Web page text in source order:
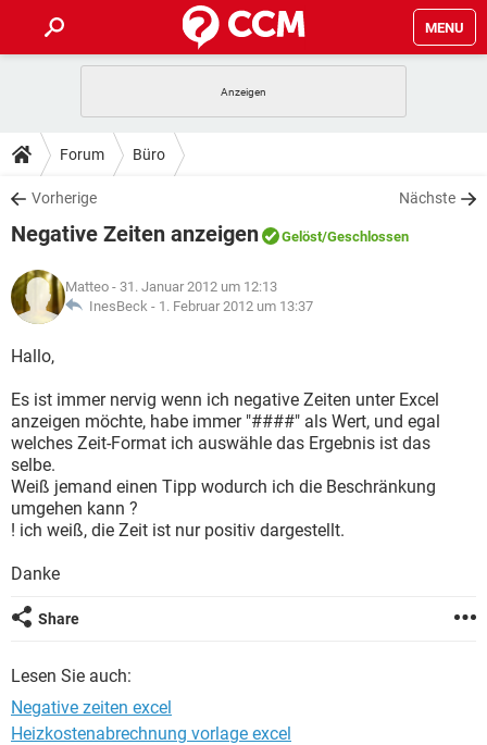
MENU
ANDROID
WINDOWS 10
WHATSAPP TIKTOK
FACEBOOK
TIPPS & TRICKS
SPIELE
WHATSAPP TIKTOK
FACEBOOK
DOWNLOADS
SPIELE STREAMING
ANDROID
WINDOWS 10 INSTAGRAM
WHATSAPP
FORUM
SPIELE STREAMING
ANDROID
WINDOWS 10
WHATSAPP TIKTOK
FACEBOOK HARDWARE
LEXIKON
SPIELE
WINDOWS 10 INSTAGRAM
WHATSAPP
FACEBOOK HARDWARE
Forum Büro
Vorherige Nächste
Negative Zeiten anzeigen Gelöst/Geschlossen
Matteo - 31. Januar 2012 um 12:13
InesBeck - 1. Februar 2012 um 13:37
Hallo,
Es ist immer nervig wenn ich negative Zeiten unter Excel
anzeigen möchte, habe immer "####" als Wert, und egal
welches Zeit-Format ich auswähle das Ergebnis ist das
selbe.
Weiß jemand einen Tipp wodurch ich die Beschränkung
umgehen kann ?
! ich weiß, die Zeit ist nur positiv dargestellt.
Danke
Share
Lesen Sie auch:
Negative zeiten excel
Heizkostenabrechnung vorlage excel